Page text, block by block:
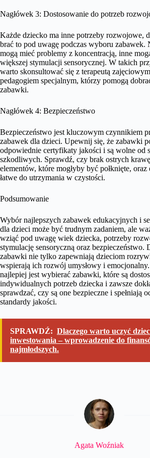
Nagłówek 3: Dostosowanie do potrzeb
Każde dziecko ma inne potrzeby rozwojowe,
brać to pod uwagę podczas wyboru zabawek.
mogą mieć problemy z koncentracją, inne
większej stymulacji sensorycznej. W takich
warto skonsultować się z terapeutą
pedagogiem specjalnym, którzy pomogą
zabawki.
Nagłówek 4: Bezpieczeństwo
Bezpieczeństwo jest kluczowym czynnikiem
zabawek dla dzieci. Upewnij się, że zabawki
odpowiednie certyfikaty jakości i są wolne od
szkodliwych. Sprawdź, czy brak ostrych
elementów, które mogłyby być połknięte, oraz
łatwe do utrzymania w czystości.
Podsumowanie
Wybór najlepszych zabawek edukacyjnych i
dla dzieci może być trudnym zadaniem, ale
wziąć pod uwagę wiek dziecka, potrzeby
stymulację sensoryczną oraz bezpieczeństwo.
zabawki nie tylko zapewniają dzieciom
wspierają ich rozwój umysłowy i
najlepiej jest wybierać zabawki, które są
indywidualnych potrzeb dziecka i zawsze
sprawdzać, czy są one bezpieczne i spełniają
standardy jakości.
SPRAWDŹ: Dlaczego warto uczyć
inwestowania – wprowadzenie do
najmłodszych.
Agata Woźniak